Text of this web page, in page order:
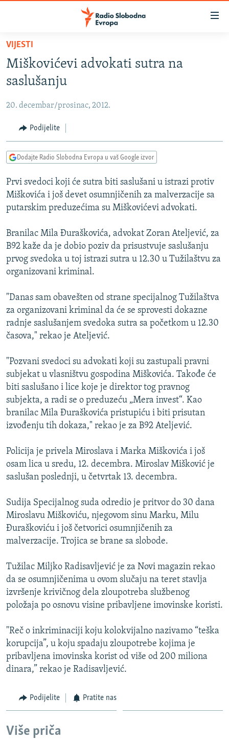
Pređite
glavni
sadržaj
na
navigaciju
Pređite
na
VIJESTI
BOSNA I HERCEGOVINA
KOSOVO
CRNA GORA
VIDEO
FOTOGALERIJE
INFOGRAFIKE
PODCASTI
RAT U UKRAJINI
KINA NA BALKANU
ISPRIČAJ MI
DNEVNO@RSE
SPECIJALI RSE
VIŠE OD NASLOVA
GENOCID U SREBRENICI
POPLAVE I KLIZIŠTA U BIH 2024.
POST SCRIPTUM
MOJA EVROPA
TRI DECENIJE OD RATA U BIH
SVE KARTE DEJTONA
VIJESTI
Miškovićevi advokati sutra na
saslušanju
20. decembar/prosinac, 2012.
Podijelite
Dodajte Radio Slobodna Evropa u vaš Google izvor
Prvi svedoci koji će sutra biti saslušani u istrazi protiv
Miškovića i još devet osumnjičenih za malverzacije sa
putarskim preduzećima su Miškovićevi advokati.
Branilac Mila Đuraškovića, advokat Zoran Ateljević, za
B92 kaže da je dobio poziv da prisustvuje saslušanju
prvog svedoka u toj istrazi sutra u 12.30 u Tužilaštvu za
organizovani kriminal.
"Danas sam obavešten od strane specijalnog Tužilaštva
za organizovani kriminal da će se sprovesti dokazne
radnje saslušanjem svedoka sutra sa početkom u 12.30
časova," rekao je Ateljević.
"Pozvani svedoci su advokati koji su zastupali pravni
subjekat u vlasništvu gospodina Miškovića. Takođe će
biti saslušano i lice koje je direktor tog pravnog
subjekta, a radi se o preduzeću „Mera invest“. Kao
branilac Mila Đuraškovića pristupiću i biti prisutan
izvođenju tih dokaza," rekao je za B92 Ateljević.
Policija je privela Miroslava i Marka Miškovića i još
osam lica u sredu, 12. decembra. Miroslav Mišković je
saslušan poslednji, u četvrtak 13. decembra.
Sudija Specijalnog suda odredio je pritvor do 30 dana
Miroslavu Miškoviću, njegovom sinu Marku, Milu
Đuraškoviću i još četvorici osumnjičenih za
malverzacije. Trojica se brane sa slobode.
Tužilac Miljko Radisavljević je za Novi magazin rekao
da se osumnjičenima u ovom slučaju na teret stavlja
izvršenje krivičnog dela zloupotreba službenog
položaja po osnovu visine pribavljene imovinske koristi.
"Reč o inkriminaciji koju kolokvijalno nazivamo “teška
korupcija”, u koju spadaju zloupotrebe kojima je
pribavljena imovinska korist od više od 200 miliona
dinara,” rekao je Radisavljević.
Podijelite Pratite nas
Više priča